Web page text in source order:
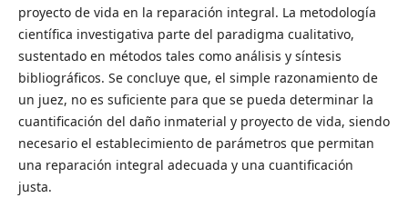
proyecto de vida en la reparación integral. La metodología
científica investigativa parte del paradigma cualitativo,
sustentado en métodos tales como análisis y síntesis
bibliográficos. Se concluye que, el simple razonamiento de
un juez, no es suficiente para que se pueda determinar la
cuantificación del daño inmaterial y proyecto de vida, siendo
necesario el establecimiento de parámetros que permitan
una reparación integral adecuada y una cuantificación
justa.